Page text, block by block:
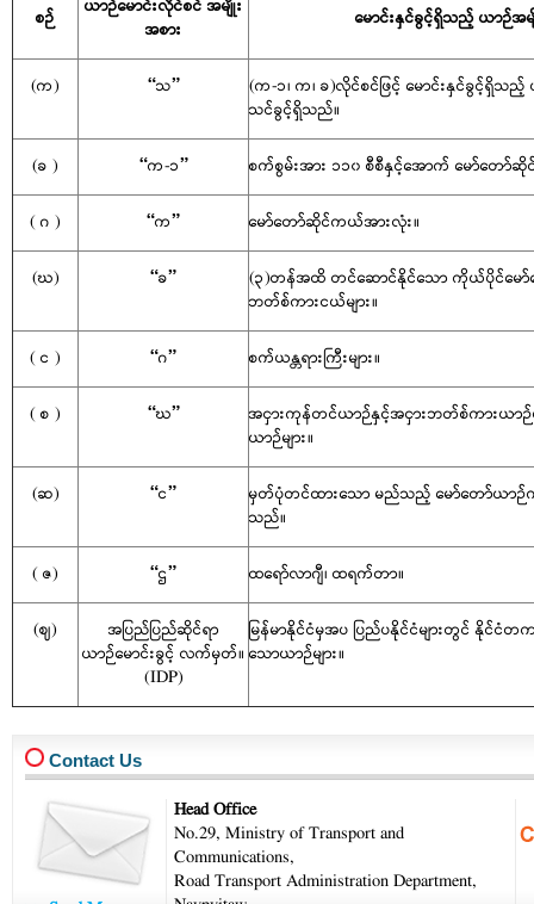
စဉ်
ယာဉ်မောင်းလိုင်စင် အမျိုး
အစား
မောင်းနှင်ခွင့်ရှိသည့် ယာဉ်အမ
(က) “သ”
(က-၁၊ က၊ ခ)လိုင်စင်ဖြင့် မောင်းနှင်ခွင့်ရှိသည့် ယ
သင်ခွင့်ရှိသည်။
(ခ ) “က-၁” စက်စွမ်းအား ၁၁၀ စီစီနှင့်အောက် မော်တော်
( ဂ ) “က” မော်တော်ဆိုင်ကယ်အားလုံး။
(ဃ) “ခ”
(၃)တန်အထိ တင်ဆောင်နိုင်သော ကိုယ်ပိုင်မေ
ဘတ်စ်ကားငယ်များ။
( င ) “ဂ” စက်ယန္တရားကြီးများ။
( စ ) “ဃ”
အငှားကုန်တင်ယာဉ်နှင့်အငှားဘတ်စ်ကားယာဉ်
ယာဉ်များ။
(ဆ) “င”
မှတ်ပုံတင်ထားသော မည်သည့် မော်တော်ယာဉ်
သည်။
( ဇ) “ဌ” ထရော်လာဂျီ၊ ထရက်တာ။
(ဈ)
အပြည်ပြည်ဆိုင်ရာ
ယာဉ်မောင်းခွင့် လက်မှတ်။
(IDP)
မြန်မာနိုင်ငံမှအပ ပြည်ပနိုင်ငံများတွင် နိုင်ငံ
သောယာဉ်များ။
Contact Us
Head Office
No.29, Ministry of Transport and
Communications,
Road Transport Administration Department,